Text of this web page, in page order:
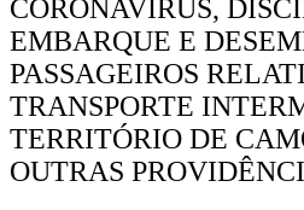
CORONAVÍRUS,
EMBARQUE E
PASSAGEIROS
TRANSPORTE
TERRITÓRIO DE
OUTRAS